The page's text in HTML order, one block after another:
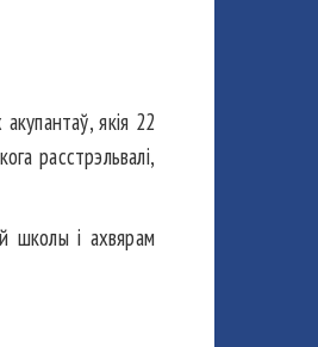
якія 22
расстрэльвалі,
школы і ахвярам